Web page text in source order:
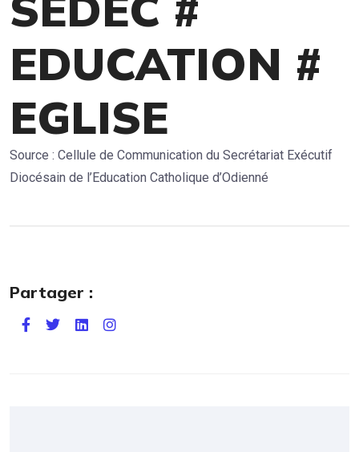
EDUCATION #
EGLISE
Source : Cellule de Communication du Secrétariat Exécutif
Diocésain de l’Education Catholique d’Odienné
Partager :